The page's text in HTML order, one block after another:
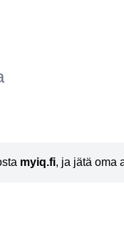
myiq.fi, ja jätä oma